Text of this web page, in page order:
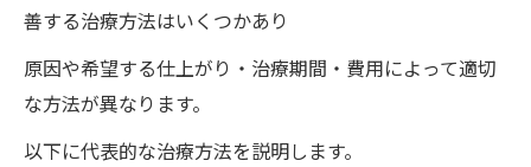
善する治療方法はいくつかあり
原因や希望する仕上がり・治療期間・費用によって適切
な方法が異なります。
以下に代表的な治療方法を説明します。